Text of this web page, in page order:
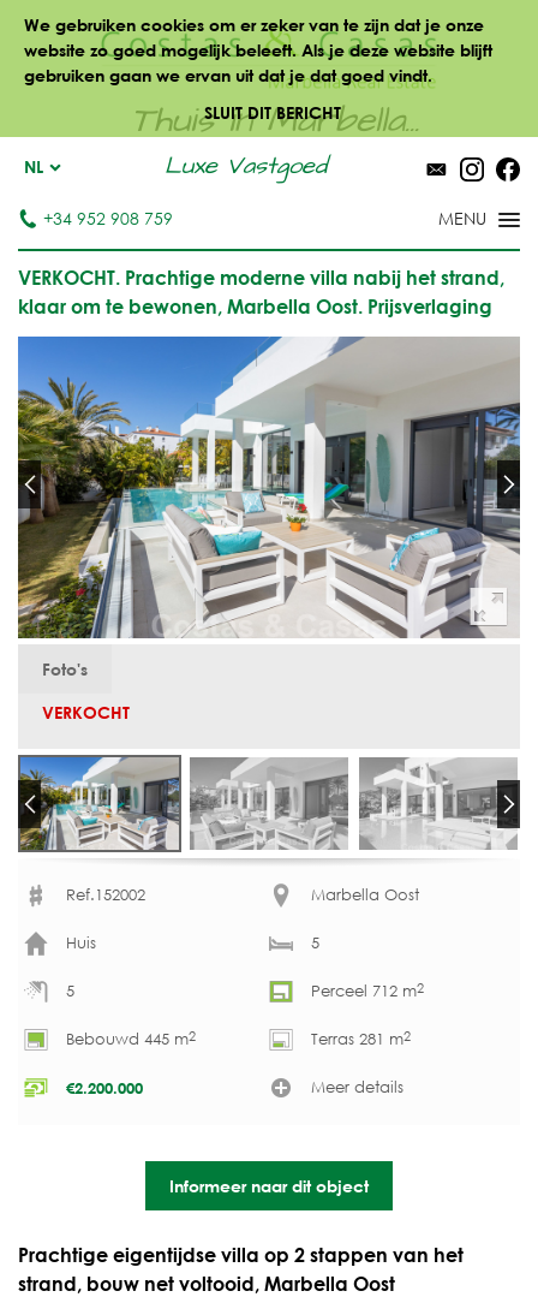
We gebruiken cookies om er zeker van te zijn dat je onze
website zo goed mogelijk beleeft. Als je deze website blijft
gebruiken gaan we ervan uit dat je dat goed vindt.
SLUIT DIT BERICHT
Thuis in Marbella...
Luxe Vastgoed
NL
+34 952 908 759
VERKOCHT. Prachtige moderne villa nabij het strand,
klaar om te bewonen, Marbella Oost. Prijsverlaging
Foto's
VERKOCHT
Ref.152002 Marbella Oost
Huis 5
5 Perceel 712 m2
Bebouwd 445 m2 Terras 281 m2
€2.200.000 Meer details
Informeer naar dit object
Prachtige eigentijdse villa op 2 stappen van het
strand, bouw net voltooid, Marbella Oost